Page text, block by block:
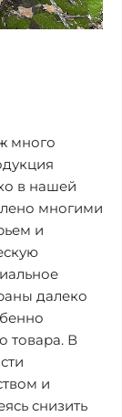
много
в нашей
многими
и
далеко
товара. В
и
снизить